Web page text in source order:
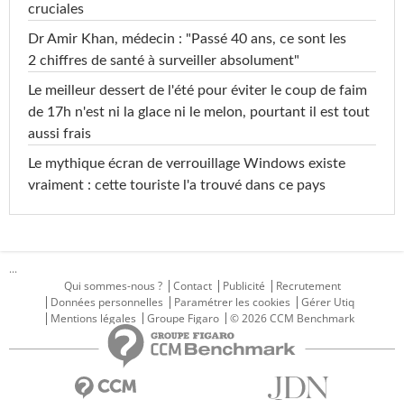
cruciales
Dr Amir Khan, médecin : "Passé 40 ans, ce sont les
2 chiffres de santé à surveiller absolument"
Le meilleur dessert de l'été pour éviter le coup de faim
de 17h n'est ni la glace ni le melon, pourtant il est tout
aussi frais
Le mythique écran de verrouillage Windows existe
vraiment : cette touriste l'a trouvé dans ce pays
...
Qui sommes-nous ?
Contact Publicité
Recrutement
Données personnelles
Paramétrer les cookies
Gérer Utiq
Mentions légales
Groupe Figaro © 2026 CCM Benchmark